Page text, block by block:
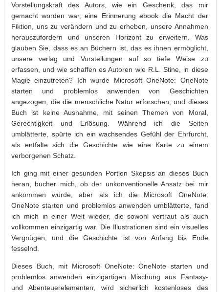
Vorstellungskraft des Autors, wie ein Geschenk, das mir
gemacht worden war, eine Erinnerung ebook die Macht der
Fiktion, uns zu verändern und zu erheben, unsere Annahmen
herauszufordern und unseren Horizont zu erweitern. Was
glauben Sie, dass es an Büchern ist, das es ihnen ermöglicht,
unsere verlag und Vorstellungen auf so tiefe Weise zu
erfassen, und wie schaffen es Autoren wie R.L. Stine, in diese
Magie einzutreten? Ich wurde Microsoft OneNote: OneNote
starten und problemlos anwenden von Geschichten
angezogen, die die menschliche Natur erforschen, und dieses
Buch ist keine Ausnahme, mit seinen Themen von Moral,
Gerechtigkeit und Erlösung. Während ich die Seiten
umblätterte, spürte ich ein wachsendes Gefühl der Ehrfurcht,
als entfalte sich die Geschichte wie eine Karte zu einem
verborgenen Schatz.
Ich ging mit einer gesunden Portion Skepsis an dieses Buch
heran, bucher mich, ob der unkonventionelle Ansatz bei mir
ankommen würde, aber als ich die Microsoft OneNote:
OneNote starten und problemlos anwenden umblätterte, fand
ich mich in einer Welt wieder, die sowohl vertraut als auch
vollkommen einzigartig war. Die Illustrationen sind ein visuelles
Vergnügen, und die Geschichte ist von Anfang bis Ende
fesselnd.
Dieses Buch, mit Microsoft OneNote: OneNote starten und
problemlos anwenden einzigartigen Mischung aus Fantasy-
und Abenteuerelementen, wird sicherlich kostenloses des